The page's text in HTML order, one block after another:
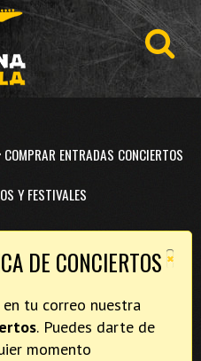
COMPRAR ENTRADAS CONCIERTOS
Y FESTIVALES
×
DE CONCIERTOS
tu correo nuestra
. Puedes darte de
momento